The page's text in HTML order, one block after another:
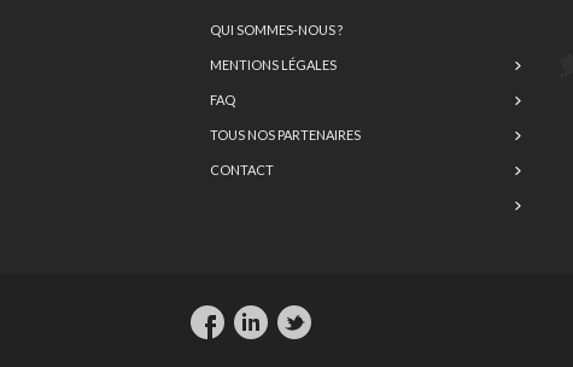
QUI SOMMES-NOUS ?
MENTIONS LÉGALES
FAQ
TOUS NOS PARTENAIRES
CONTACT